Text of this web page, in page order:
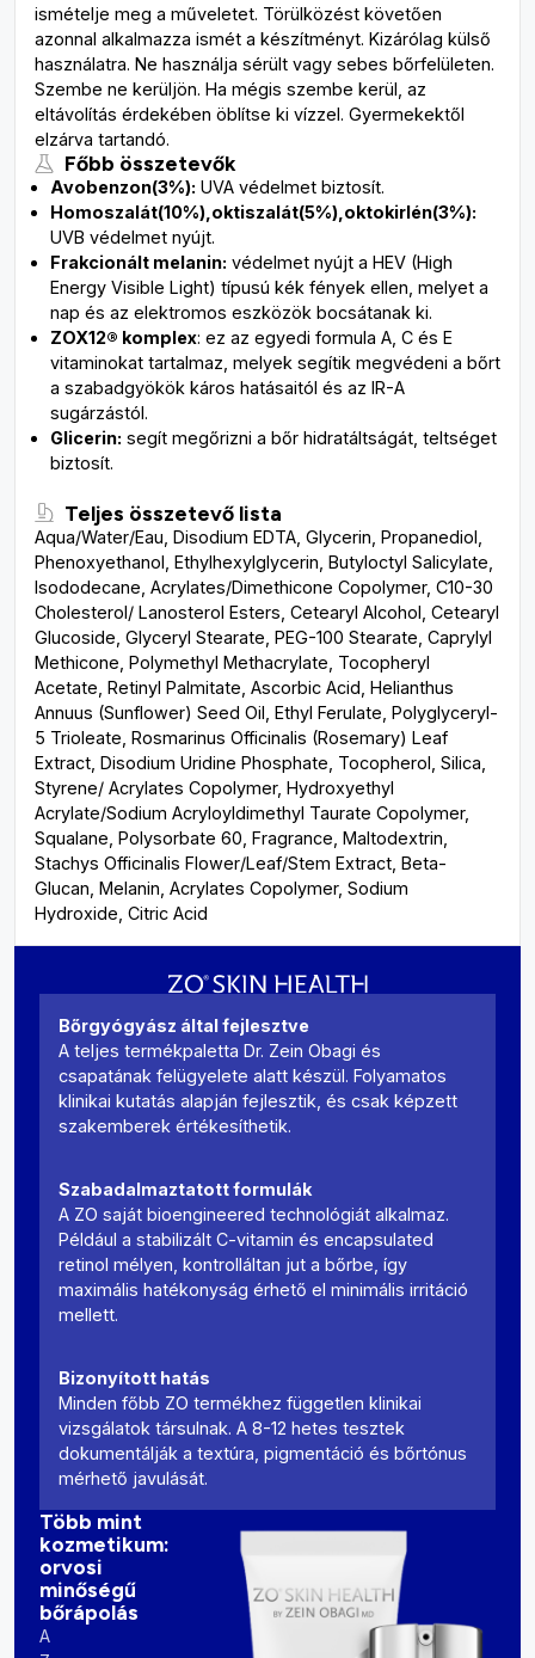
ismételje meg a műveletet. Törülközést követően
azonnal alkalmazza ismét a készítményt. Kizárólag külső
használatra. Ne használja sérült vagy sebes bőrfelületen.
Szembe ne kerüljön. Ha mégis szembe kerül, az
eltávolítás érdekében öblítse ki vízzel. Gyermekektől
elzárva tartandó.
Főbb összetevők
Avobenzon(3%): UVA védelmet biztosít.
Homoszalát(10%), oktiszalát(5%), oktokirlén(3%):
UVB védelmet nyújt.
Frakcionált melanin: védelmet nyújt a HEV (High
Energy Visible Light) típusú kék fények ellen, melyet a
nap és az elektromos eszközök bocsátanak ki.
ZOX12® komplex: ez az egyedi formula A, C és E
vitaminokat tartalmaz, melyek segítik megvédeni a bőrt
a szabadgyökök káros hatásaitól és az IR-A
sugárzástól.
Glicerin: segít megőrizni a bőr hidratáltságát, teltséget
biztosít.
Teljes összetevő lista
Aqua/Water/Eau, Disodium EDTA, Glycerin, Propanediol,
Phenoxyethanol, Ethylhexylglycerin, Butyloctyl Salicylate,
Isododecane, Acrylates/Dimethicone Copolymer, C10-30
Cholesterol/ Lanosterol Esters, Cetearyl Alcohol, Cetearyl
Glucoside, Glyceryl Stearate, PEG-100 Stearate, Caprylyl
Methicone, Polymethyl Methacrylate, Tocopheryl
Acetate, Retinyl Palmitate, Ascorbic Acid, Helianthus
Annuus (Sunflower) Seed Oil, Ethyl Ferulate, Polyglyceryl-
5 Trioleate, Rosmarinus Officinalis (Rosemary) Leaf
Extract, Disodium Uridine Phosphate, Tocopherol, Silica,
Styrene/ Acrylates Copolymer, Hydroxyethyl
Acrylate/Sodium Acryloyldimethyl Taurate Copolymer,
Squalane, Polysorbate 60, Fragrance, Maltodextrin,
Stachys Officinalis Flower/Leaf/Stem Extract, Beta-
Glucan, Melanin, Acrylates Copolymer, Sodium
Hydroxide, Citric Acid
Bőrgyógyász által fejlesztve
A teljes termékpaletta Dr. Zein Obagi és
csapatának felügyelete alatt készül. Folyamatos
klinikai kutatás alapján fejlesztik, és csak képzett
szakemberek értékesíthetik.
Szabadalmaztatott formulák
A ZO saját bioengineered technológiát alkalmaz.
Például a stabilizált C-vitamin és encapsulated
retinol mélyen, kontrolláltan jut a bőrbe, így
maximális hatékonyság érhető el minimális irritáció
mellett.
Bizonyított hatás
Minden főbb ZO termékhez független klinikai
vizsgálatok társulnak. A 8-12 hetes tesztek
dokumentálják a textúra, pigmentáció és bőrtónus
mérhető javulását.
Több mint
kozmetikum:
orvosi
minőségű
bőrápolás
A